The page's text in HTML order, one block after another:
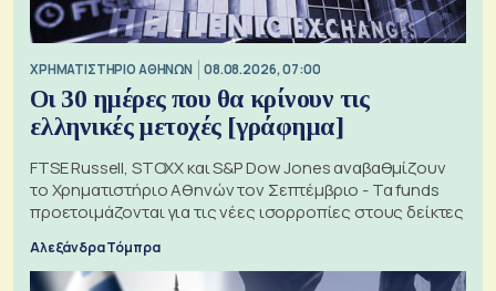
XΡΗΜΑΤΙΣΤΗΡΙΟ ΑΘΗΝΩΝ 08.08.2026, 07:00
Οι 30 ημέρες που θα κρίνουν τις
ελληνικές μετοχές [γράφημα]
FTSE Russell, STOXX και S&P Dow Jones αναβαθμίζουν
το Χρηματιστήριο Αθηνών τον Σεπτέμβριο - Τα funds
προετοιμάζονται για τις νέες ισορροπίες στους δείκτες
Αλεξάνδρα Τόμπρα